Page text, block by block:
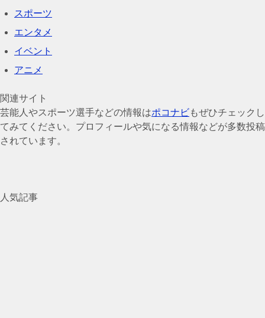
スポーツ
エンタメ
イベント
アニメ
関連サイト
芸能人やスポーツ選手などの情報はポコナビもぜひチェックし
てみてください。プロフィールや気になる情報などが多数投稿
されています。
人気記事